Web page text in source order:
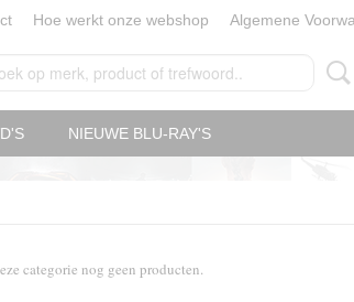
Hoe werkt onze webshop Algemene
NIEUWE BLU-RAY'S
categorie nog geen producten.